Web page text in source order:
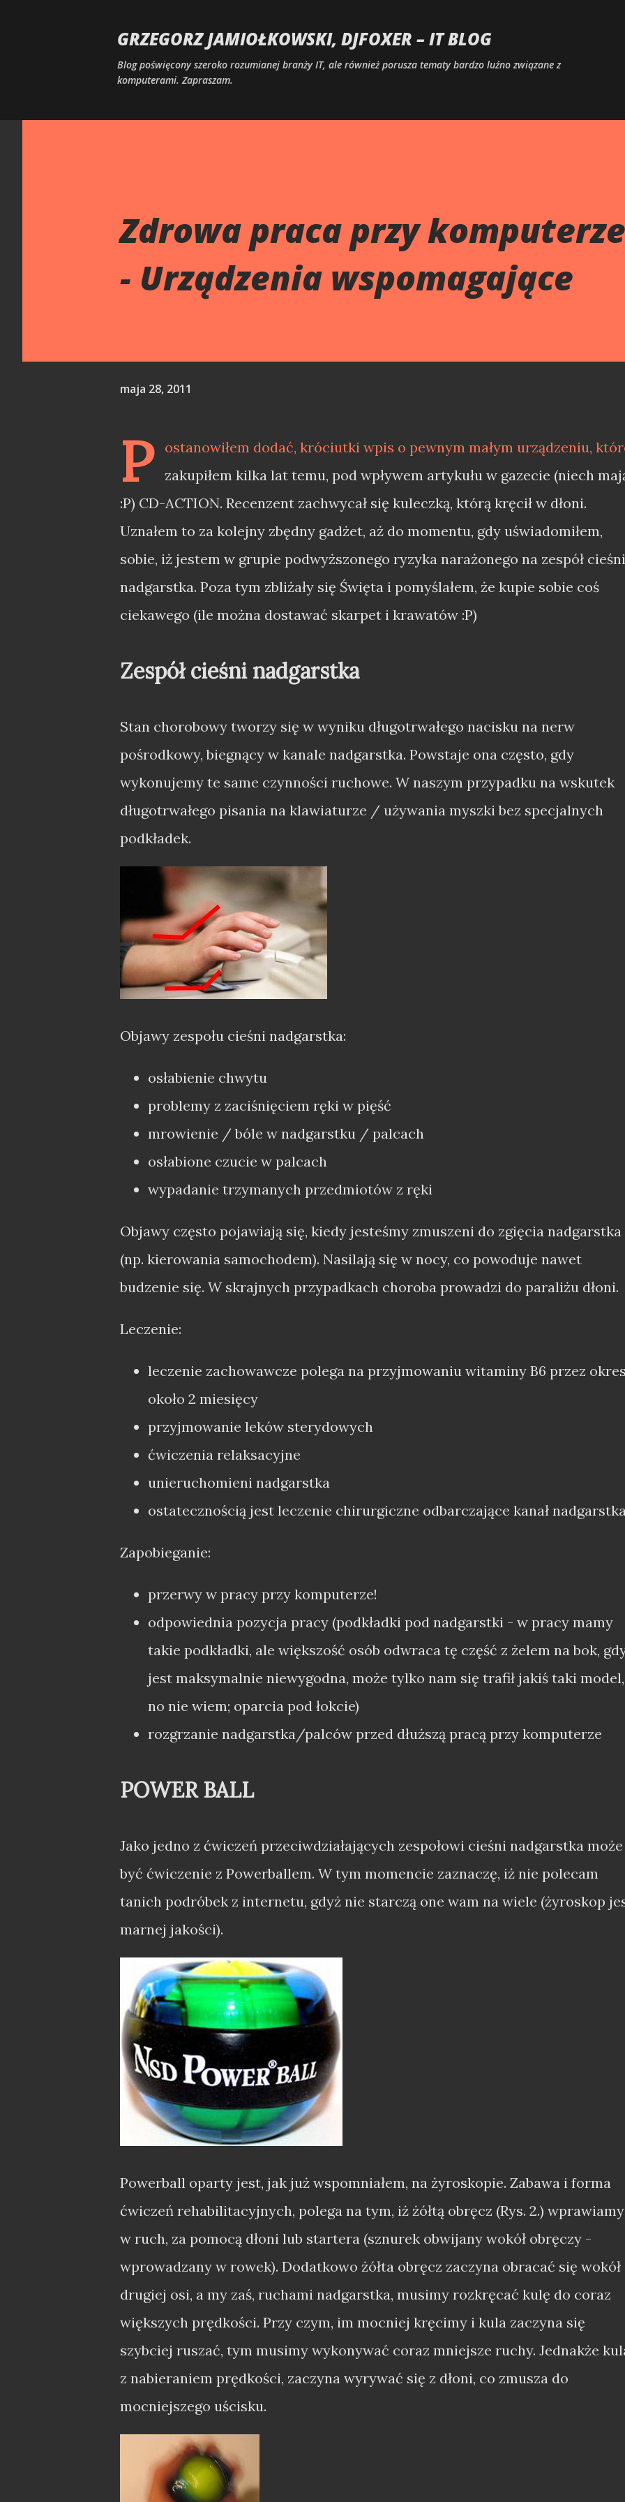
GRZEGORZ JAMIOŁKOWSKI, DJFOXER – IT BLOG
Blog poświęcony szeroko rozumianej branży IT, ale również porusza tematy bardzo luźno związane z
komputerami. Zapraszam.
Zdrowa praca przy
- Urządzenia wspomagające
maja 28, 2011
P
ostanowiłem dodać, króciutki wpis o pewnym małym urządzeniu,
zakupiłem kilka lat temu, pod wpływem artykułu w gazecie (niech
:P) CD-ACTION. Recenzent zachwycał się kuleczką, którą kręcił w dłoni.
Uznałem to za kolejny zbędny gadżet, aż do momentu, gdy uświadomiłem,
sobie, iż jestem w grupie podwyższonego ryzyka narażonego na zespół cieśni
nadgarstka. Poza tym zbliżały się Święta i pomyślałem, że kupie sobie coś
ciekawego (ile można dostawać skarpet i krawatów :P)
Zespół cieśni nadgarstka
Stan chorobowy tworzy się w wyniku długotrwałego nacisku na nerw
pośrodkowy, biegnący w kanale nadgarstka. Powstaje ona często, gdy
wykonujemy te same czynności ruchowe. W naszym przypadku na wskutek
długotrwałego pisania na klawiaturze / używania myszki bez specjalnych
podkładek.
Objawy zespołu cieśni nadgarstka:
osłabienie chwytu
problemy z zaciśnięciem ręki w pięść
mrowienie / bóle w nadgarstku / palcach
osłabione czucie w palcach
wypadanie trzymanych przedmiotów z ręki
Objawy często pojawiają się, kiedy jesteśmy zmuszeni do zgięcia nadgarstka
(np. kierowania samochodem). Nasilają się w nocy, co powoduje nawet
budzenie się. W skrajnych przypadkach choroba prowadzi do paraliżu dłoni.
Leczenie:
leczenie zachowawcze polega na przyjmowaniu witaminy B6 przez
około 2 miesięcy
przyjmowanie leków sterydowych
ćwiczenia relaksacyjne
unieruchomieni nadgarstka
ostatecznością jest leczenie chirurgiczne odbarczające kanał
Zapobieganie:
przerwy w pracy przy komputerze!
odpowiednia pozycja pracy (podkładki pod nadgarstki - w pracy mamy
takie podkładki, ale większość osób odwraca tę część z żelem na bok,
jest maksymalnie niewygodna, może tylko nam się trafił jakiś taki model,
no nie wiem; oparcia pod łokcie)
rozgrzanie nadgarstka/palców przed dłuższą pracą przy komputerze
POWER BALL
Jako jedno z ćwiczeń przeciwdziałających zespołowi cieśni nadgarstka może
być ćwiczenie z Powerballem. W tym momencie zaznaczę, iż nie polecam
tanich podróbek z internetu, gdyż nie starczą one wam na wiele (żyroskop
marnej jakości).
Powerball oparty jest, jak już wspomniałem, na żyroskopie. Zabawa i forma
ćwiczeń rehabilitacyjnych, polega na tym, iż żółtą obręcz (Rys. 2.) wprawiamy
w ruch, za pomocą dłoni lub startera (sznurek obwijany wokół obręczy -
wprowadzany w rowek). Dodatkowo żółta obręcz zaczyna obracać się wokół
drugiej osi, a my zaś, ruchami nadgarstka, musimy rozkręcać kulę do coraz
większych prędkości. Przy czym, im mocniej kręcimy i kula zaczyna się
szybciej ruszać, tym musimy wykonywać coraz mniejsze ruchy. Jednakże
z nabieraniem prędkości, zaczyna wyrywać się z dłoni, co zmusza do
mocniejszego uścisku.